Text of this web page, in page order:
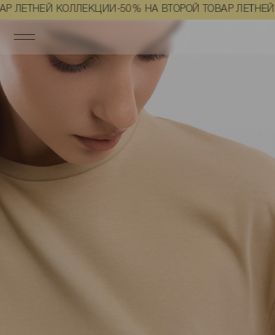
КОЛЛЕКЦИИ -50% НА ВТОРОЙ ТОВАР ЛЕТНЕЙ
Главная Одежда Лонгсливы и боди Лонгсливы